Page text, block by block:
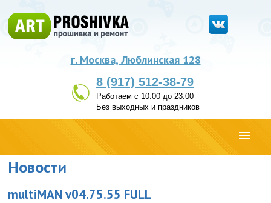
г. Москва, Люблинская 128
8 (917) 512-38-79
Работаем с 10:00 до 23:00
Без выходных и праздников
Новости
multiMAN v04.75.55 FULL